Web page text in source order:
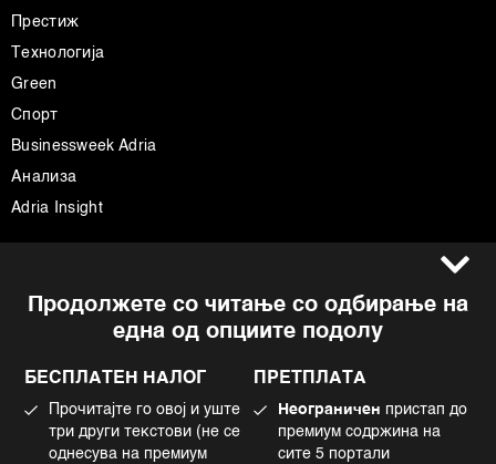
Продолжете со читање со одбирање на
една од опциите подолу
БЕСПЛАТЕН НАЛОГ
Прочитајте го овој и уште
три други текстови (не се
однесува на премиум
ПРЕТПЛАТА
Неограничен пристап до
премиум содржина на
сите 5 портали
Престиж
Технологија
Green
Спорт
Businessweek Adria
Анализа
Adria Insight
Импресум
Политика на приватност
Употреба на вештачка интелигенција
Facebook
Instagram
Tiktok